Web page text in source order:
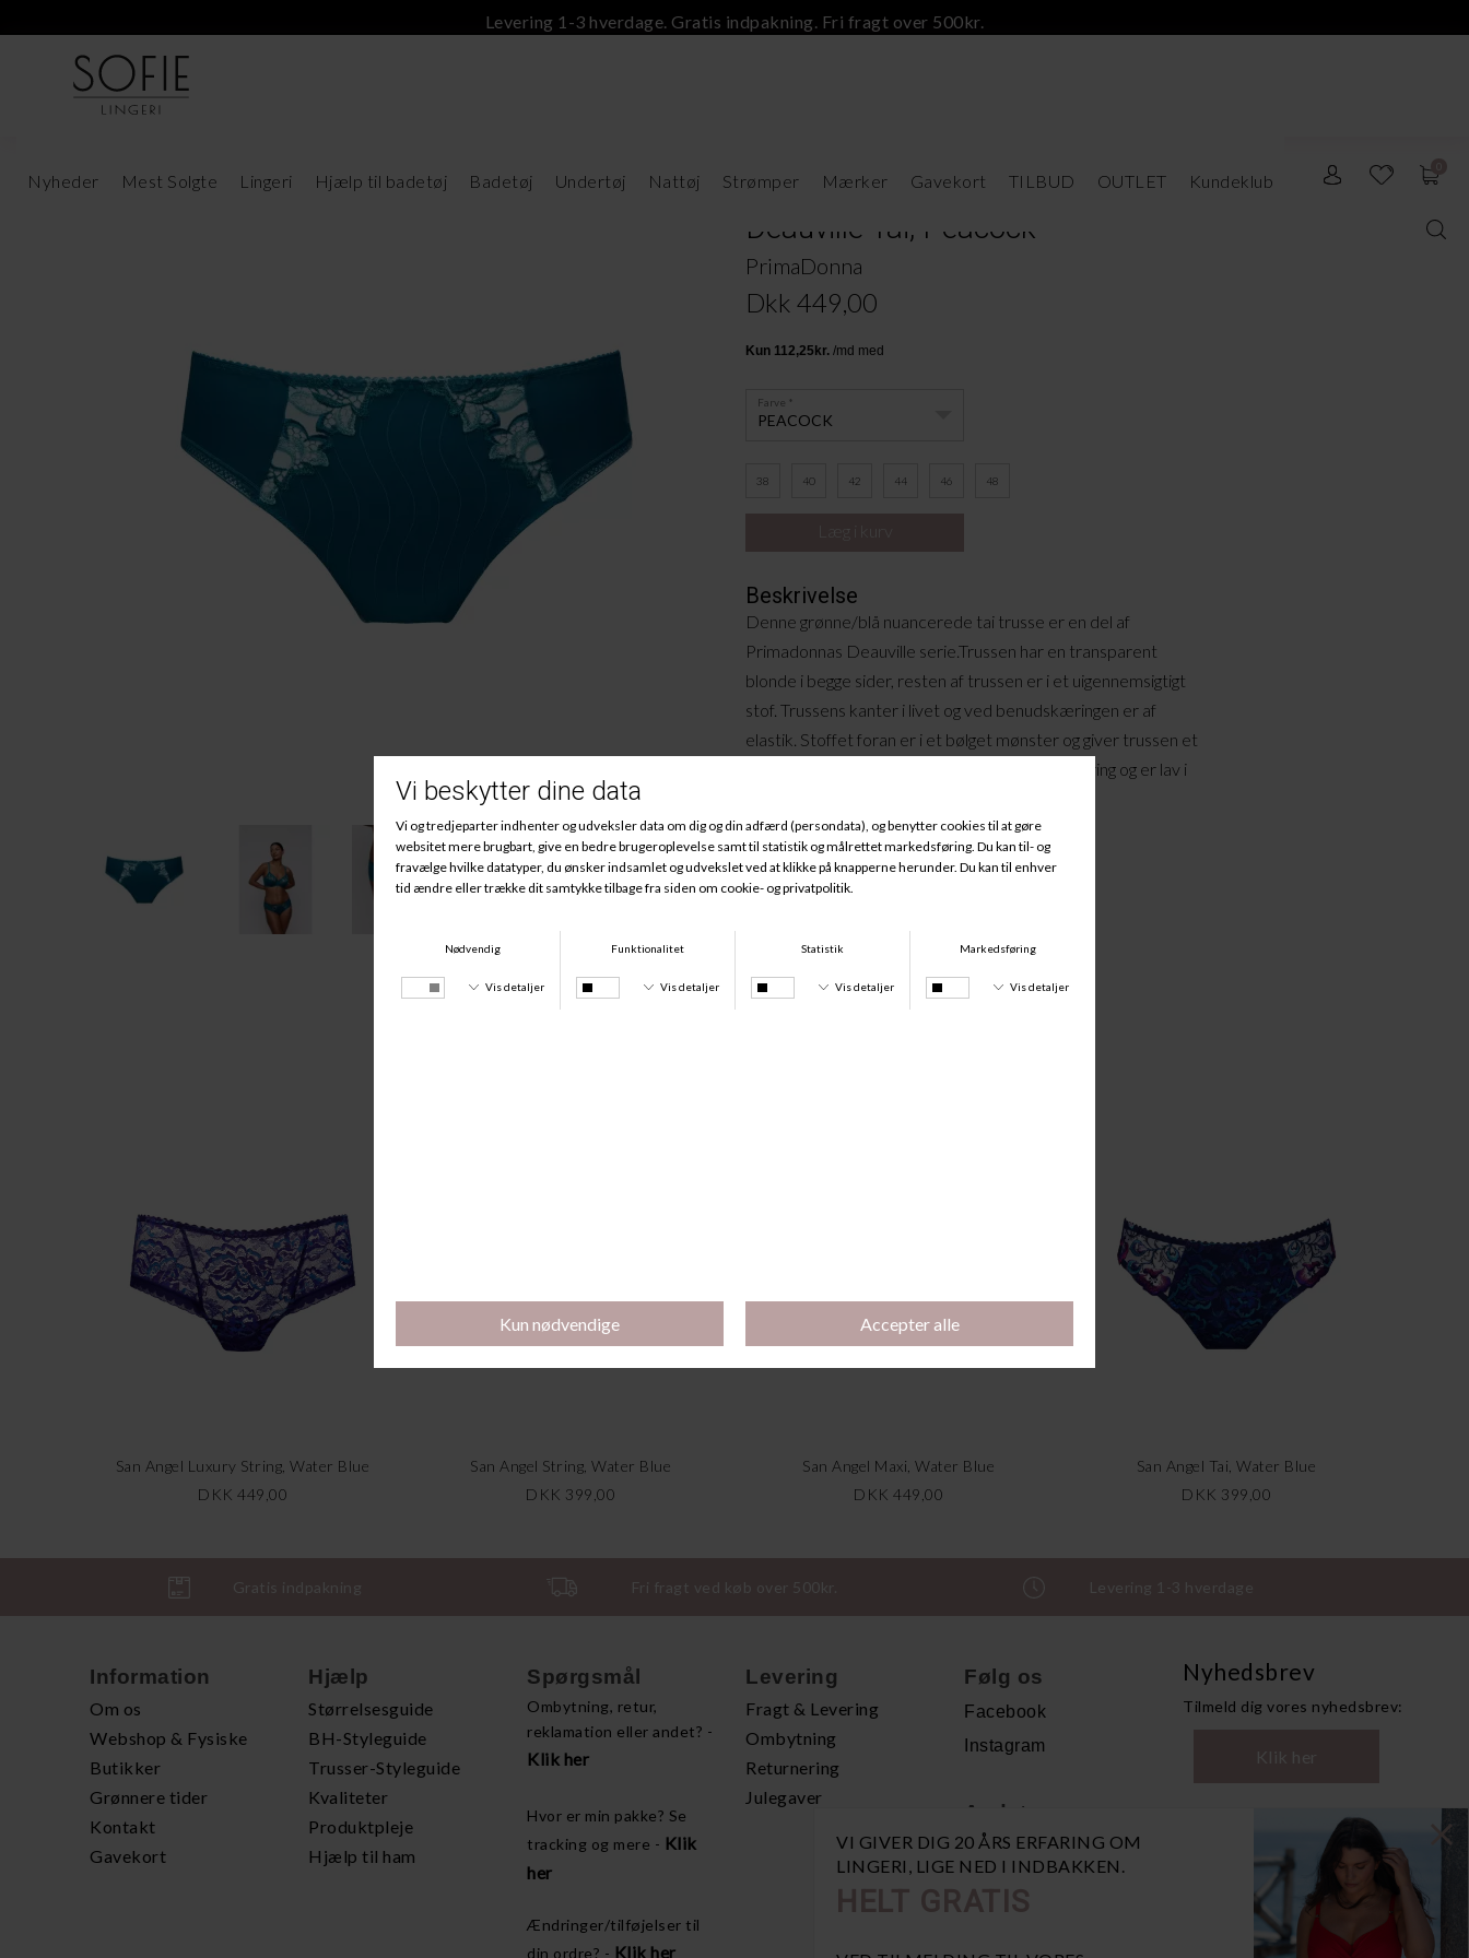
VI GIVER DIG 20 ÅRS ERFARING OM
LINGERI, LIGE NED I INDBAKKEN.
HELT GRATIS
Levering 1-3 hverdage. Gratis indpakning. Fri fragt over 500kr.
Nyheder Mest Solgte Lingeri Hjælp til badetøj Badetøj Undertøj Nattøj Strømper Mærker Gavekort TILBUD OUTLET Kundeklub
Deauville Tai, Peacock
PrimaDonna
Dkk 449,00
PEACOCK
Farve
38 40 42 44 46 48
Beskrivelse
Denne grønne/blå nuancerede tai trusse er en del af
Primadonnas Deauville serie.Trussen har en transparent
blonde i begge sider, resten af trussen er i et uigennemsigtigt
stof. Trussens kanter i livet og ved benudskæringen er af
elastik. Stoffet foran er i et bølget mønster og giver trussen et
super flot udtryk. Trussen har en lav benudskæring og er lav i
M ateriale:
59% Polyamid
16% Bomuld
5% Polyester
San Angel Luxury String, Water Blue
DKK 449,00
San Angel String, Water Blue
DKK 399,00
San Angel Maxi, Water Blue
DKK 449,00
San Angel Tai, Water Blue
DKK 399,00
Gratis indpakning Fri fragt ved køb over 500kr. Levering 1-3 hverdage
Information
Om os
Webshop & Fysiske
Butikker
Grønnere tider
Kontakt
Gavekort
Hjælp
Størrelsesguide
BH-Styleguide
Trusser-Styleguide
Kvaliteter
Produktpleje
Hjælp til ham
Spørgsmål
Ombytning, retur,
reklamation eller andet? -
Klik her
Hvor er min pakke? Se
tracking og mere - Klik
her
Ændringer/tilføjelser til
din ordre? - Klik her
Levering
Fragt & Levering
Ombytning
Returnering
Julegaver
Følg os
Facebook
Instagram
Andet
Handelsbetingelser
Åbn GDPR-popup
Nyhedsbrev
Tilmeld dig vores nyhedsbrev:
Klik her